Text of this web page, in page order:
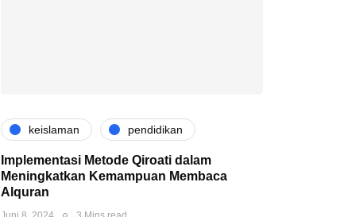
keislaman pendidikan
Implementasi Metode Qiroati dalam
Meningkatkan Kemampuan Membaca
Alquran